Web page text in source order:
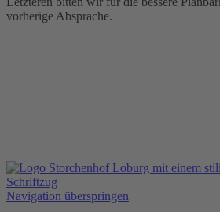
vorherige Absprache.
Navigation überspringen